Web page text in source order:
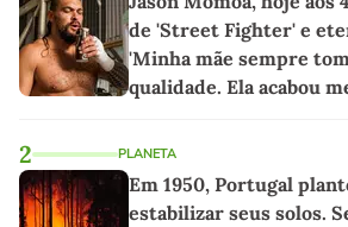
de 'Street Fighter' e
'Minha mãe sempre
qualidade. Ela acabou
2 PLANETA
Em 1950, Portugal
estabilizar seus solos.